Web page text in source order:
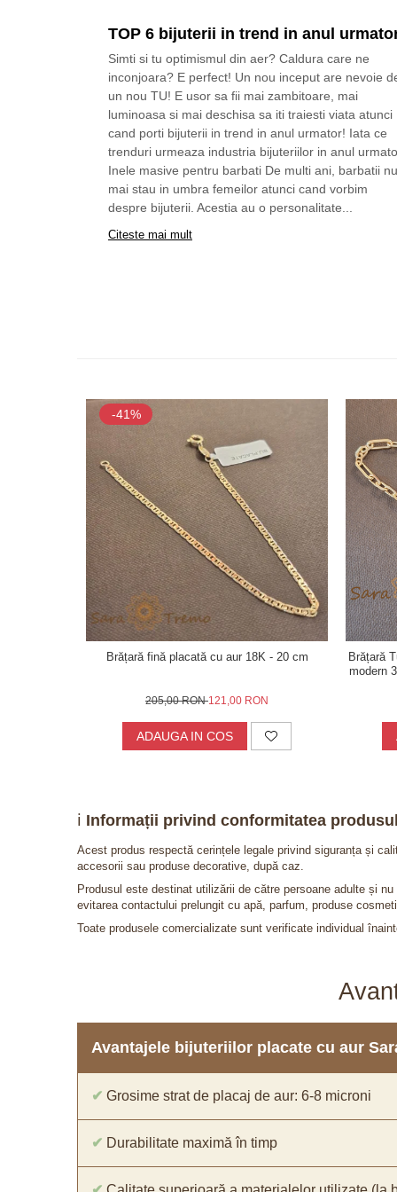
TOP 6 bijuterii in trend in anul
Simti si tu optimismul din aer? Caldura care ne
inconjoara? E perfect! Un nou inceput are nevoie
un nou TU! E usor sa fii mai zambitoare, mai
luminoasa si mai deschisa sa iti traiesti viata atunci
cand porti bijuterii in trend in anul urmator! Iata ce
trenduri urmeaza industria bijuteriilor in anul
Inele masive pentru barbati De multi ani, barbatii nu
mai stau in umbra femeilor atunci cand vorbim
despre bijuterii. Acestia au o personalitate...
Citeste mai mult
-41%
Brățară fină placată cu aur 18K - 20 cm
205,00 RON121,00 RON
ADAUGA IN COS
Brățară
modern
ℹ️ Informații privind conformitatea
Acest produs respectă cerințele legale privind siguranța și
accesorii sau produse decorative, după caz.
Produsul este destinat utilizării de către persoane adulte și
evitarea contactului prelungit cu apă, parfum, produse
Toate produsele comercializate sunt verificate individual
Avantajele bijuteriilor placate cu aur
✔ Grosime strat de placaj de aur: 6-8 microni
✔ Durabilitate maximă în timp